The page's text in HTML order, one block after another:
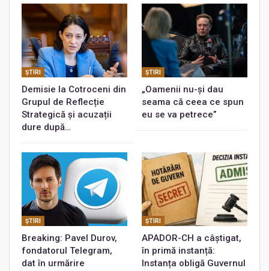
ŞTIRI
Demisie la Cotroceni din
Grupul de Reflecție
Strategică și acuzații
dure după…
ŞTIRI
„Oamenii nu-și dau
seama că ceea ce spun
eu se va petrece”
ŞTIRI
Breaking: Pavel Durov,
fondatorul Telegram,
dat în urmărire
ŞTIRI
APADOR-CH a câștigat,
în primă instanță:
Instanța obligă Guvernul